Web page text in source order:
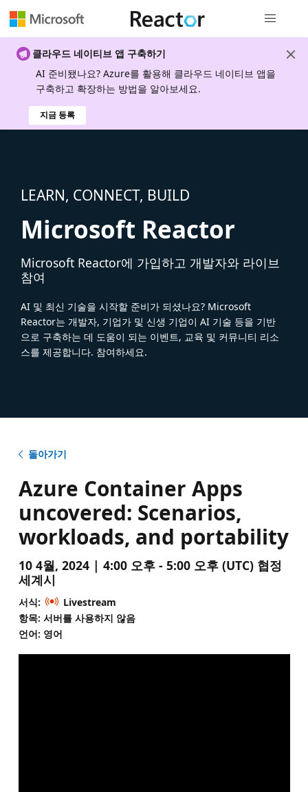
클라우드 네이티브 앱 구축하기
AI 준비됐나요? Azure를 활용해 클라우드 네이티브 앱을
구축하고 확장하는 방법을 알아보세요.
지금 등록
LEARN, CONNECT, BUILD
Microsoft Reactor
Microsoft Reactor에 가입하고 개발자와 라이브
참여
AI 및 최신 기술을 시작할 준비가 되셨나요? Microsoft
Reactor는 개발자, 기업가 및 신생 기업이 AI 기술 등을 기반
으로 구축하는 데 도움이 되는 이벤트, 교육 및 커뮤니티 리소
스를 제공합니다. 참여하세요.
돌아가기
Azure Container Apps
uncovered: Scenarios,
workloads, and portability
10 4월, 2024 | 4:00 오후 - 5:00 오후 (UTC) 협정
세계시
서식:
Livestream
항목: 서버를 사용하지 않음
언어: 영어